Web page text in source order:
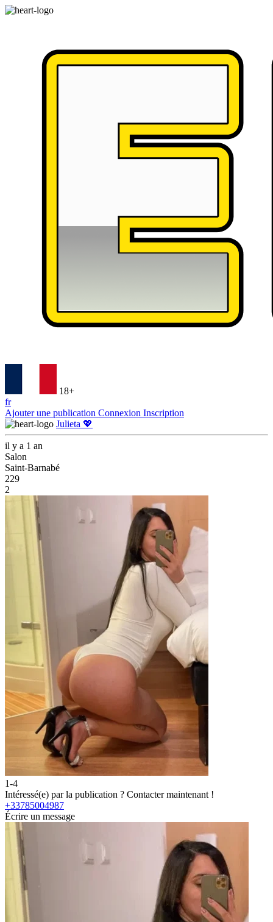
18+
fr
Ajouter une publication Connexion Inscription
Julieta 💖
il y a 1 an
Salon
Saint-Barnabé
229
2
1-4
Intéressé(e) par la publication ? Contacter maintenant !
+33785004987
Écrire un message